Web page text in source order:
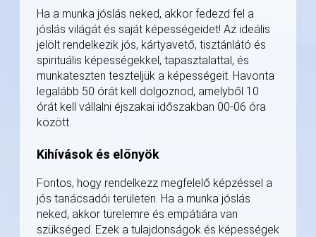
Ha a munka jóslás neked, akkor fedezd fel a
jóslás világát és saját képességeidet! Az ideális
jelölt rendelkezik jós, kártyavető, tisztánlátó és
spirituális képességekkel, tapasztalattal, és
munkateszten teszteljük a képességeit. Havonta
legalább 50 órát kell dolgoznod, amelyből 10
órát kell vállalni éjszakai időszakban 00-06 óra
között.
Kihívások és előnyök
Fontos, hogy rendelkezz megfelelő képzéssel a
jós tanácsadói területen. Ha a munka jóslás
neked, akkor türelemre és empátiára van
szükséged. Ezek a tulajdonságok és képességek